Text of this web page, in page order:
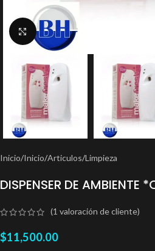
Clic para ampliar
Inicio/Inicio/Articulos/Limpieza
DISPENSER DE AMBIENTE
(1 valoración de cliente)
$11,500.00